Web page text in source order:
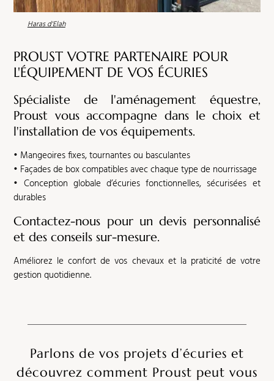
Haras d'Elah
PROUST VOTRE PARTENAIRE POUR
L'ÉQUIPEMENT DE VOS ÉCURIES
Spécialiste de l'aménagement équestre,
Proust vous accompagne dans le choix et
l'installation de vos équipements.
• Mangeoires fixes, tournantes ou basculantes
• Façades de box compatibles avec chaque type de nourrissage
• Conception globale d’écuries fonctionnelles, sécurisées et
durables
Contactez-nous pour un devis personnalisé
et des conseils sur-mesure.
Améliorez le confort de vos chevaux et la praticité de votre
gestion quotidienne.
Parlons de vos projets d’écuries et
découvrez comment Proust peut vous